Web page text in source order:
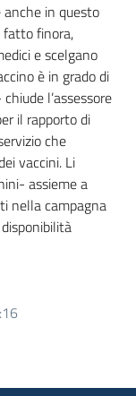
anche in questo
fatto finora,
e scelgano
è in grado di
l’assessore
il rapporto di
che
vaccini. Li
assieme a
nella campagna